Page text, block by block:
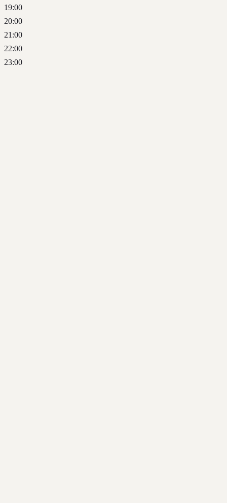
19:00
20:00
21:00
22:00
23:00